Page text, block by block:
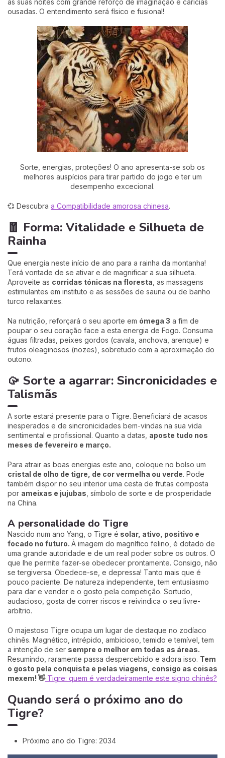
as suas noites com grande reforço de imaginação e carícias
ousadas. O entendimento será físico e fusional!
Sorte, energias, proteções! O ano apresenta-se sob os
melhores auspícios para tirar partido do jogo e ter um
desempenho excecional.
💞 Descubra a Compatibilidade amorosa chinesa.
🧧 Forma: Vitalidade e Silhueta de
Rainha
Que energia neste início de ano para a rainha da montanha!
Terá vontade de se ativar e de magnificar a sua silhueta.
Aproveite as corridas tónicas na floresta , as massagens
estimulantes em instituto e as sessões de sauna ou de banho
turco relaxantes.
Na nutrição, reforçará o seu aporte em ómega 3 a fim de
poupar o seu coração face a esta energia de Fogo. Consuma
águas filtradas, peixes gordos (cavala, anchova, arenque) e
frutos oleaginosos (nozes), sobretudo com a aproximação do
outono.
🥠 Sorte a agarrar: Sincronicidades e
Talismãs
A sorte estará presente para o Tigre. Beneficiará de acasos
inesperados e de sincronicidades bem-vindas na sua vida
sentimental e profissional. Quanto a datas, aposte tudo nos
meses de fevereiro e março.
Para atrair as boas energias este ano, coloque no bolso um
cristal de olho de tigre, de cor vermelha ou verde. Pode
também dispor no seu interior uma cesta de frutas composta
por ameixas e jujubas , símbolo de sorte e de prosperidade
na China.
A personalidade do Tigre
Nascido num ano Yang, o Tigre é solar, ativo, positivo e
focado no futuro. À imagem do magnífico felino, é dotado de
uma grande autoridade e de um real poder sobre os outros. O
que lhe permite fazer-se obedecer prontamente. Consigo, não
se tergiversa. Obedece-se, e depressa! Tanto mais que é
pouco paciente. De natureza independente, tem entusiasmo
para dar e vender e o gosto pela competição. Sortudo,
audacioso, gosta de correr riscos e reivindica o seu livre-
arbítrio.
O majestoso Tigre ocupa um lugar de destaque no zodíaco
chinês. Magnético, intrépido, ambicioso, temido e temível, tem
a intenção de ser sempre o melhor em todas as áreas.
Resumindo, raramente passa despercebido e adora isso. Tem
o gosto pela conquista e pelas viagens, consigo as coisas
mexem! 👋Tigre: quem é verdadeiramente este signo chinês?
Quando será o próximo ano do
Tigre?
Próximo ano do Tigre: 2034